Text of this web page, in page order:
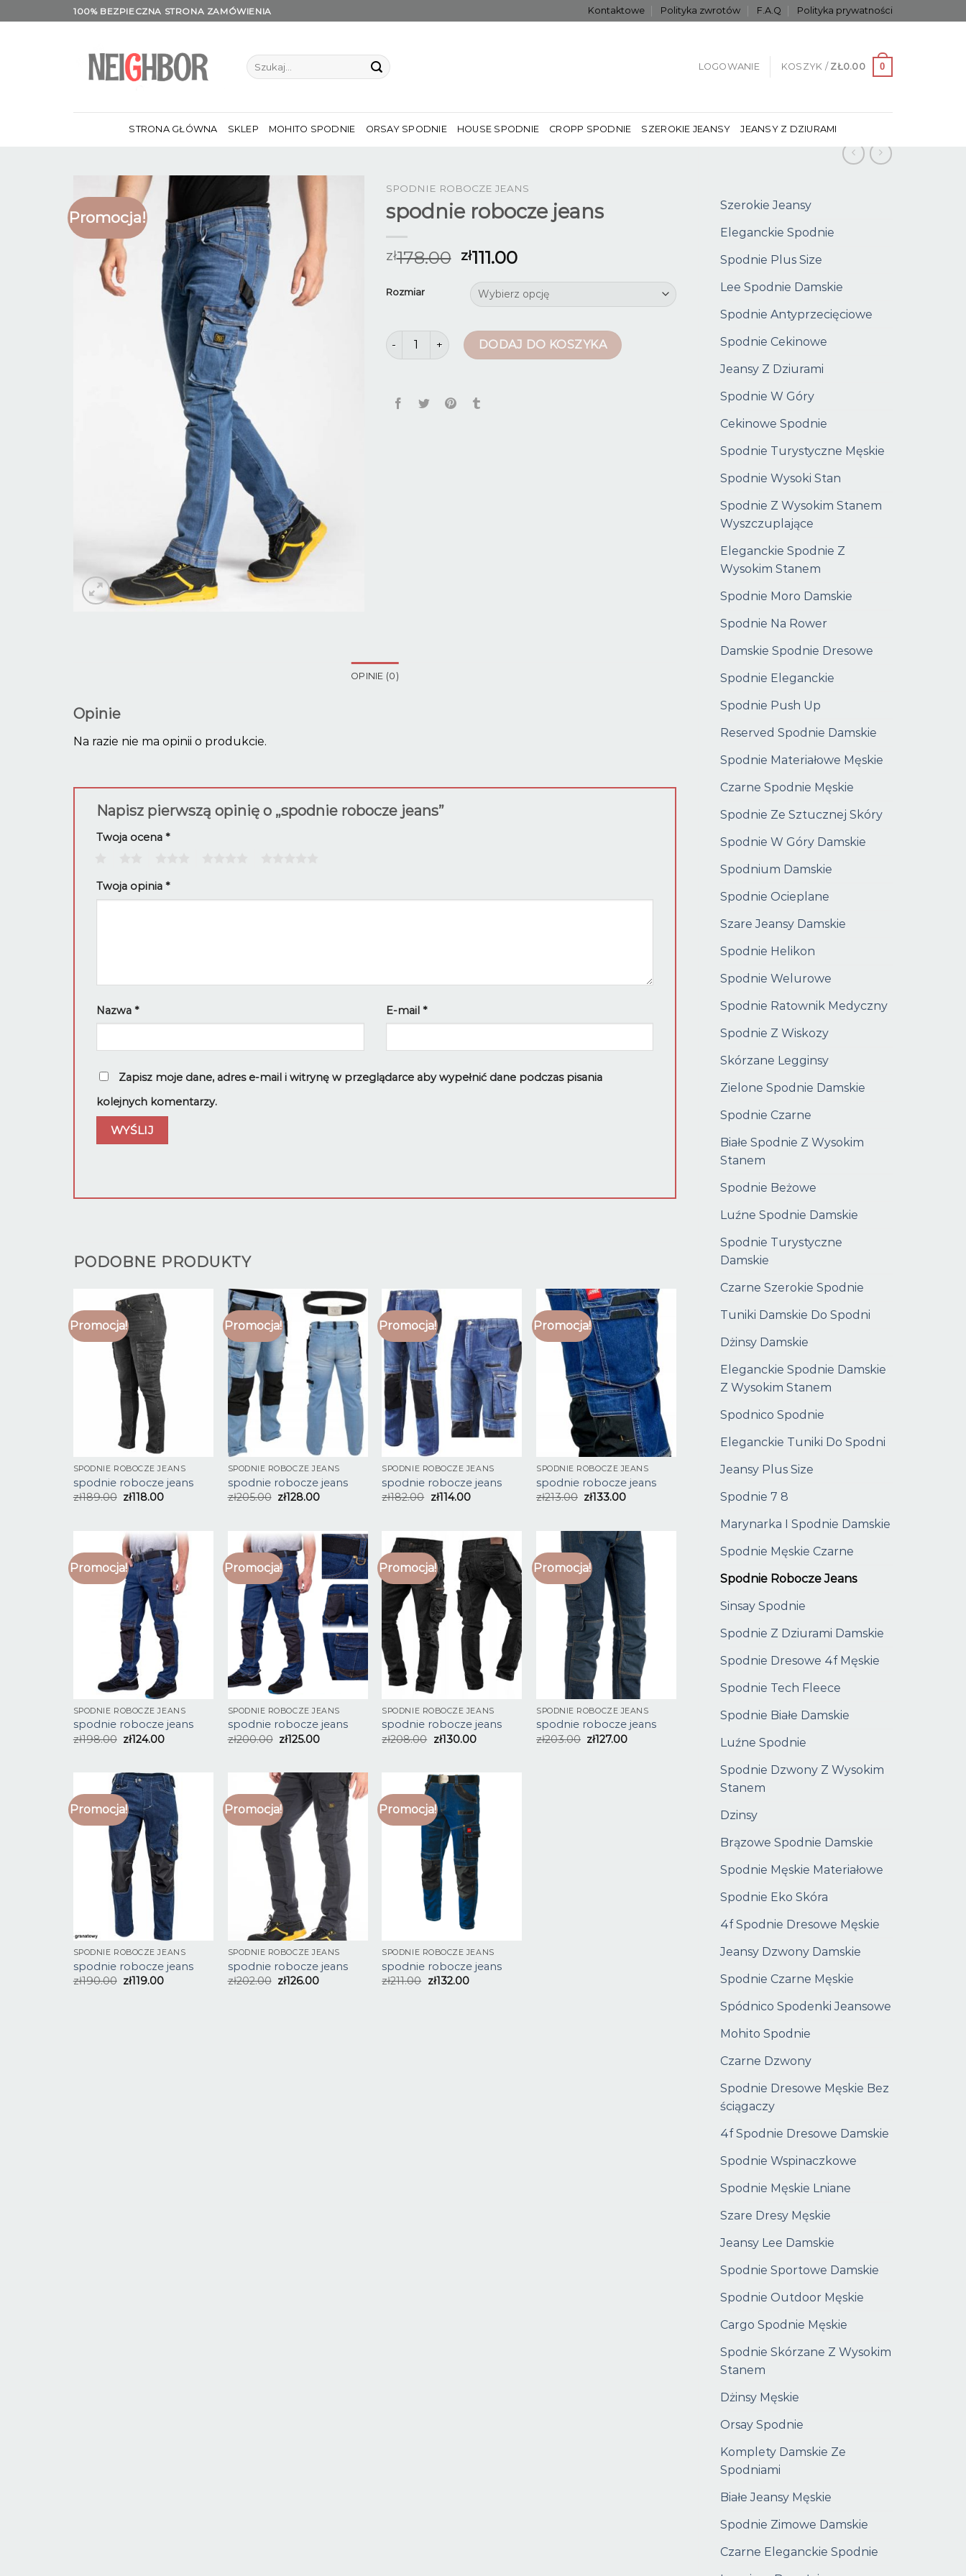
to
100% BEZPIECZNA STRONA ZAMÓWIENIA Kontaktowe Polityka zwrotów F.A.Q Polityka prywatności
Szukaj:
LOGOWANIE KOSZYK / ZŁ0.00 0
STRONA GŁÓWNA SKLEP MOHITO SPODNIE ORSAY SPODNIE HOUSE SPODNIE CROPP SPODNIE SZEROKIE JEANSY JEANSY Z DZIURAMI
Szerokie Jeansy
Eleganckie Spodnie
Spodnie Plus Size
Lee Spodnie Damskie
Spodnie Antyprzecięciowe
Spodnie Cekinowe
Jeansy Z Dziurami
Spodnie W Góry
Cekinowe Spodnie
Spodnie Turystyczne Męskie
Spodnie Wysoki Stan
Spodnie Z Wysokim Stanem
Wyszczuplające
Eleganckie Spodnie Z
Wysokim Stanem
Spodnie Moro Damskie
Spodnie Na Rower
Damskie Spodnie Dresowe
Spodnie Eleganckie
Spodnie Push Up
Reserved Spodnie Damskie
Spodnie Materiałowe Męskie
Czarne Spodnie Męskie
Spodnie Ze Sztucznej Skóry
Spodnie W Góry Damskie
Spodnium Damskie
Spodnie Ocieplane
Szare Jeansy Damskie
Spodnie Helikon
Spodnie Welurowe
Spodnie Ratownik Medyczny
Spodnie Z Wiskozy
Skórzane Legginsy
Zielone Spodnie Damskie
Spodnie Czarne
Białe Spodnie Z Wysokim
Stanem
Spodnie Beżowe
Luźne Spodnie Damskie
Spodnie Turystyczne
Damskie
Czarne Szerokie Spodnie
Tuniki Damskie Do Spodni
Dżinsy Damskie
Eleganckie Spodnie Damskie
Z Wysokim Stanem
Spodnico Spodnie
Eleganckie Tuniki Do Spodni
Jeansy Plus Size
Spodnie 7 8
Marynarka I Spodnie Damskie
Spodnie Męskie Czarne
Spodnie Robocze Jeans
Sinsay Spodnie
Spodnie Z Dziurami Damskie
Spodnie Dresowe 4f Męskie
Spodnie Tech Fleece
Spodnie Białe Damskie
Luźne Spodnie
Spodnie Dzwony Z Wysokim
Stanem
Dzinsy
Brązowe Spodnie Damskie
Spodnie Męskie Materiałowe
Spodnie Eko Skóra
4f Spodnie Dresowe Męskie
Jeansy Dzwony Damskie
Spodnie Czarne Męskie
Spódnico Spodenki Jeansowe
Mohito Spodnie
Czarne Dzwony
Spodnie Dresowe Męskie Bez
ściągaczy
4f Spodnie Dresowe Damskie
Spodnie Wspinaczkowe
Spodnie Męskie Lniane
Szare Dresy Męskie
Jeansy Lee Damskie
Spodnie Sportowe Damskie
Spodnie Outdoor Męskie
Cargo Spodnie Męskie
Spodnie Skórzane Z Wysokim
Stanem
Dżinsy Męskie
Orsay Spodnie
Komplety Damskie Ze
Spodniami
Białe Jeansy Męskie
Spodnie Zimowe Damskie
Czarne Eleganckie Spodnie
Promocja!
SPODNIE ROBOCZE JEANS
spodnie robocze jeans
zł178.00 zł111.00
Rozmiar
ilość spodnie robocze jeansDODAJ DO KOSZYKA
OPINIE (0)
Opinie
Na razie nie ma opinii o produkcie.
Napisz pierwszą opinię o „spodnie robocze jeans”
Twoja ocena *
Twoja opinia *
Nazwa * E-mail *
Zapisz moje dane, adres e-mail i witrynę w przeglądarce aby wypełnić dane podczas pisania
kolejnych komentarzy.
PODOBNE PRODUKTY
Promocja!
SPODNIE ROBOCZE JEANS
spodnie robocze jeans
zł189.00 zł118.00
Promocja!
SPODNIE ROBOCZE JEANS
spodnie robocze jeans
zł205.00 zł128.00
Promocja!
SPODNIE ROBOCZE JEANS
spodnie robocze jeans
zł182.00 zł114.00
Promocja!
SPODNIE ROBOCZE JEANS
spodnie robocze jeans
zł213.00 zł133.00
Promocja!
SPODNIE ROBOCZE JEANS
spodnie robocze jeans
zł198.00 zł124.00
Promocja!
SPODNIE ROBOCZE JEANS
spodnie robocze jeans
zł200.00 zł125.00
Promocja!
SPODNIE ROBOCZE JEANS
spodnie robocze jeans
zł208.00 zł130.00
Promocja!
SPODNIE ROBOCZE JEANS
spodnie robocze jeans
zł203.00 zł127.00
Promocja!
SPODNIE ROBOCZE JEANS
spodnie robocze jeans
zł190.00 zł119.00
Promocja!
SPODNIE ROBOCZE JEANS
spodnie robocze jeans
zł202.00 zł126.00
Promocja!
SPODNIE ROBOCZE JEANS
spodnie robocze jeans
zł211.00 zł132.00